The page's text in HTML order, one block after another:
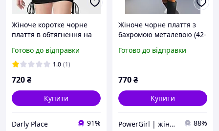
Жіноче коротке чорне
плаття в обтягнення на
регулюється з довгим
об'ємним рукавом
Готово до відправки
1.0 (1)
720₴
Купити
Darly Place 91%
Жіноче чорне плаття з
бахромою металевою (42-
Готово до відправки
770₴
Купити
PowerGirl | жіночий одяг 88%